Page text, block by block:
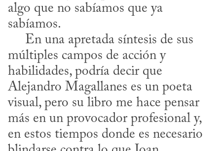
algo que no sabíamos que ya
sabíamos.
múltiples campos de acción y
habilidades, podría decir que
Alejandro Magallanes es un poeta
visual, pero su libro me hace pensar
más en un provocador profesional y,
en estos tiempos donde es necesario